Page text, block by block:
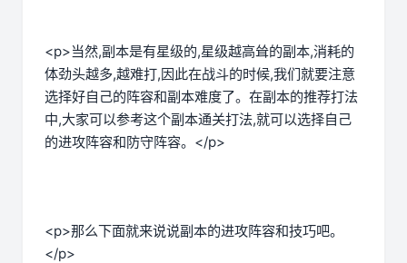
<p>当然,副本是有星级的,星级越高耸的副本,消耗的
体劲头越多,越难打,因此在战斗的时候,我们就要注意
选择好自己的阵容和副本难度了。在副本的推荐打法
中,大家可以参考这个副本通关打法,就可以选择自己
的进攻阵容和防守阵容。</p>
<p>那么下面就来说说副本的进攻阵容和技巧吧。
</p>